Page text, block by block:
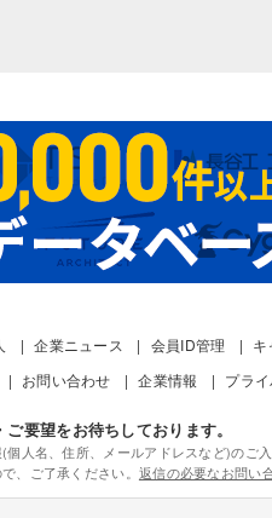
企業ニュース 会員ID管理 キ
お問い合わせ 企業情報 プラ
要望をお待ちしております。
人名、住所、メールアドレスなど)のご入
、ご了承ください。 返信の必要なお問い